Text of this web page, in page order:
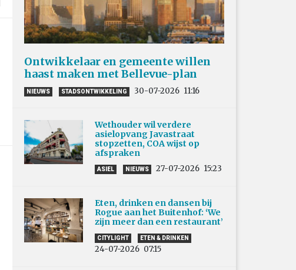
Ontwikkelaar en gemeente willen
haast maken met Bellevue-plan
NIEUWS STADSONTWIKKELING 30-07-2026 11:16
Wethouder wil verdere
asielopvang Javastraat
stopzetten, COA wijst op
afspraken
ASIEL NIEUWS 27-07-2026 15:23
Eten, drinken en dansen bij
Rogue aan het Buitenhof: ‘We
zijn meer dan een restaurant’
CITYLIGHT ETEN & DRINKEN
24-07-2026 07:15